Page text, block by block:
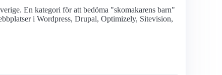
En kategori för att bedöma "skomakarens barn"
i Wordpress, Drupal, Optimizely, Sitevision,